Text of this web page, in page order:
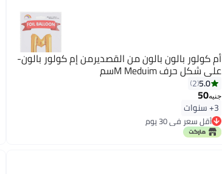
أم كولور بالون بالون من القصديرمن إم كولور بالون-
على شكل حرف M Meduimسم
5.0
2
جنيه50
3+ سنوات
أقل سعر في 30 يوم
أقل سعر في 30 يوم